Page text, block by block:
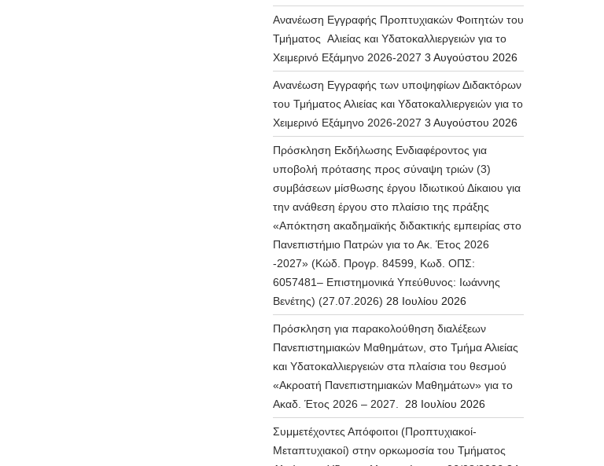
Ανανέωση Εγγραφής Προπτυχιακών Φοιτητών του
Τμήματος Αλιείας και Υδατοκαλλιεργειών για το
Χειμερινό Εξάμηνο 2026-2027 3 Αυγούστου 2026
Ανανέωση Εγγραφής των υποψηφίων Διδακτόρων
του Τμήματος Αλιείας και Υδατοκαλλιεργειών για το
Χειμερινό Εξάμηνο 2026-2027 3 Αυγούστου 2026
Πρόσκληση Εκδήλωσης Ενδιαφέροντος για
υποβολή πρότασης προς σύναψη τριών (3)
συμβάσεων μίσθωσης έργου Ιδιωτικού Δίκαιου για
την ανάθεση έργου στο πλαίσιο της πράξης
«Απόκτηση ακαδημαϊκής διδακτικής εμπειρίας στο
Πανεπιστήμιο Πατρών για το Ακ. Έτος 2026
-2027» (Κώδ. Προγρ. 84599, Κωδ. ΟΠΣ:
6057481– Επιστημονικά Υπεύθυνος: Ιωάννης
Βενέτης) (27.07.2026) 28 Ιουλίου 2026
Πρόσκληση για παρακολούθηση διαλέξεων
Πανεπιστημιακών Μαθημάτων, στο Τμήμα Αλιείας
και Υδατοκαλλιεργειών στα πλαίσια του θεσμού
«Ακροατή Πανεπιστημιακών Μαθημάτων» για το
Ακαδ. Έτος 2026 – 2027. 28 Ιουλίου 2026
Συμμετέχοντες Απόφοιτοι (Προπτυχιακοί-
Μεταπτυχιακοί) στην ορκωμοσία του Τμήματος